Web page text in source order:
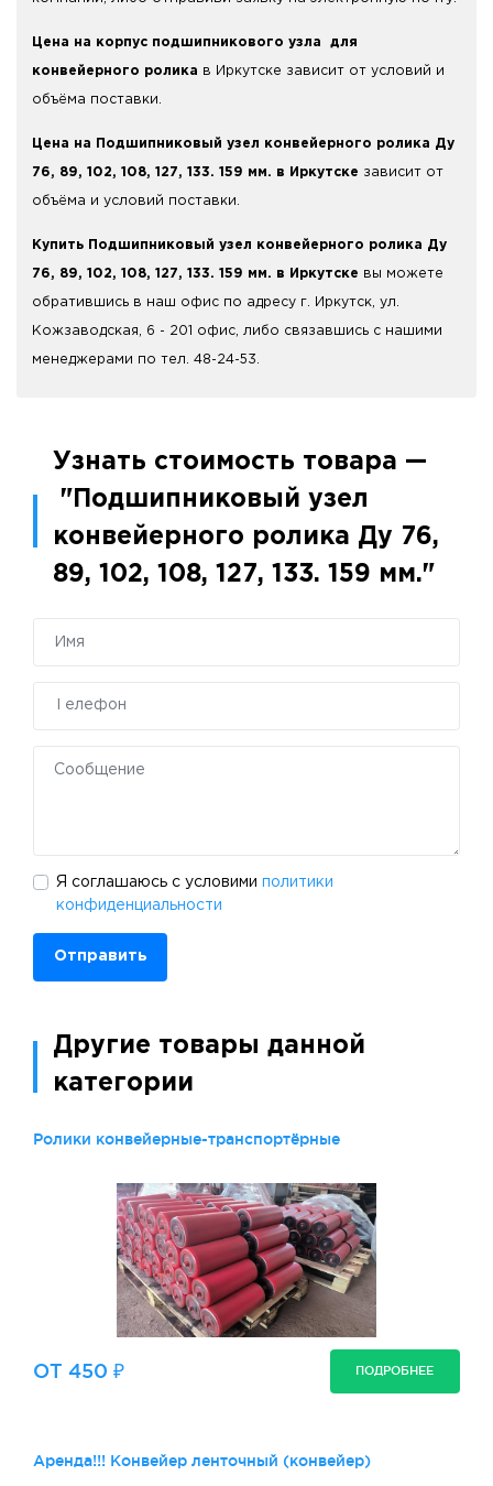
Цена на корпус подшипникового узла для
конвейерного ролика в Иркутске зависит от условий и
объёма поставки.
Цена на Подшипниковый узел конвейерного ролика Ду
76, 89, 102, 108, 127, 133. 159 мм. в Иркутске зависит от
объёма и условий поставки.
Купить Подшипниковый узел конвейерного ролика Ду
76, 89, 102, 108, 127, 133. 159 мм. в Иркутске вы можете
обратившись в наш офис по адресу г. Иркутск, ул.
Кожзаводская, 6 - 201 офис, либо связавшись с нашими
менеджерами по тел. 48-24-53.
Узнать стоимость товара —
"Подшипниковый узел
конвейерного ролика Ду 76,
89, 102, 108, 127, 133. 159 мм."
Я соглашаюсь с условими политики
конфиденциальности
Отправить
Другие товары данной
категории
Ролики конвейерные-транспортёрные
ОТ 450 ₽ ПОДРОБНЕЕ
Аренда!!! Конвейер ленточный (конвейер)